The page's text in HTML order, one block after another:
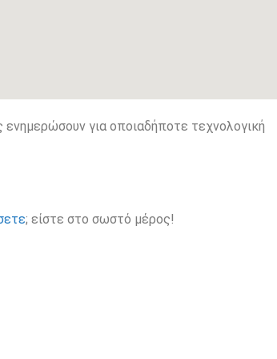
ενημερώσουν για οποιαδήποτε τεχνολογική
; είστε στο σωστό μέρος!